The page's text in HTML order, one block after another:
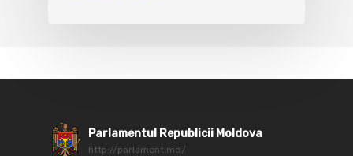
Parlamentul Republicii Moldova
http://parlament.md/